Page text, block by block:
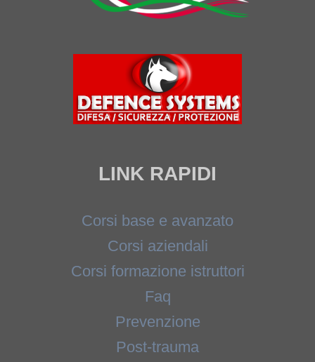
LINK RAPIDI
Corsi base e avanzato
Corsi aziendali
Corsi formazione istruttori
Faq
Prevenzione
Post-trauma